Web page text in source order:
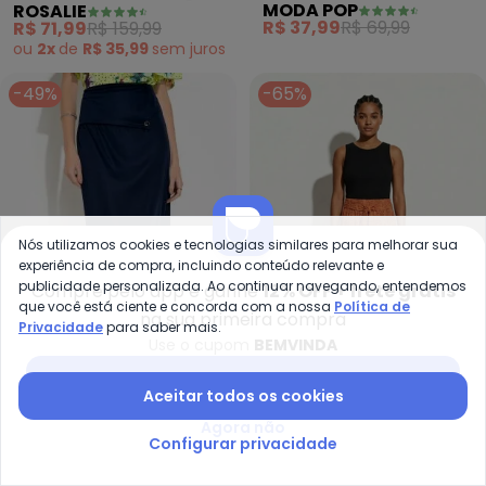
ROSALIE
R$ 71,99R$ 159,99
ou 2x de R$ 35,99 sem juros
Babados
MODA POP
R$ 37,99R$ 69,99
-49%
Rosalie - Saia (Marinho) com
Saia (Marinho) com
R$ 49,99
-65%
Saia Midi Feminina
Tropical Devorê
MARIALÍCIA
R$ 66,46
Compre pelo app e ganhe12% OFF + frete grátis
na sua primeira compra
Nós utilizamos cookies e tecnologias similares para melhorar sua
experiência de compra, incluindo conteúdo relevante e
publicidade personalizada. Ao continuar navegando, entendemos
que você está ciente e concorda com a nossa Política de
Privacidadepara saber mais.
Aceitar todos os cookies
Configurar privacidade